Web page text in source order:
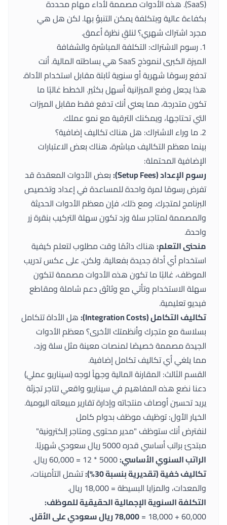
(SaaS). هذه الأدوات مصممة لأداء مهام محددة
بكفاءة عالية وبتكلفة يمكن التنبؤ بها. لكن هل هي
مجرد اشتراك شهري؟ لنلقِ نظرة أعمق.
1. رسوم الاشتراك: التكلفة المباشرة والشفافة
الميزة الكبرى لنموذج SaaS هي بساطته المالية. أنت
تدفع رسومًا شهرية أو سنوية ثابتة مقابل استخدام الأداة.
هذا يجعل وضع الميزانية أسهل بكثير. الخطط غالبًا ما
تكون متدرجة، مما يعني أنك تدفع فقط مقابل الميزات
التي تحتاجها، ويمكنك الترقية مع نمو عملك.
2. ما وراء الاشتراك: هل هناك تكاليف إضافية؟
بينما معظم التكاليف مباشرة، هناك بعض الاعتبارات
الإضافية المحتملة:
رسوم الإعداد (Setup Fees):
بعض الأدوات المعقدة قد
تفرض رسومًا لمرة واحدة للمساعدة في إعداد وتخصيص
البرنامج لمتجرك. ومع ذلك، فإن معظم الأدوات الحديثة
والمصممة لمتاجر سلة وزد تكون سهلة التركيب بنقرة زر
واحدة.
منحنى التعلم:هناك دائمًا وقت مطلوب لتعلم كيفية
استخدام أي أداة جديدة بفعالية. ولكن، على عكس تدريب
الموظف، غالبًا ما تكون هذه الأدوات مصممة لتكون
سهلة الاستخدام وتأتي مع وثائق دعم شاملة ومقاطع
فيديو تعليمية.
تكاليف التكامل (Integration Costs):
هل الأداة تتكامل
بسلاسة مع متجرك وأنظمتك الأخرى؟ معظم الأدوات
الجيدة مصممة خصيصًا لمنصات معينة مثل سلة وزد،
مما يلغي أي تكاليف تكامل إضافية.
القسم الثالث: المقارنة المالية وجهاً لوجه (سيناريو عملي)
دعنا نضع هذه المفاهيم في سيناريو واقعي لتاجر تجزئة
يريد تحسين أوصاف منتجاته وإدارة تقارير مبيعاته اليومية.
الخيار الأول: توظيف موظف بدوام كامل
لنفترض أنك ستوظف "مدير محتوى ومتاجر إلكترونية"
مبتدئ براتب أساسي قدره 5000 ريال سعودي شهريًا.
الراتب السنوي الأساسي:
تكاليف خفية (تقديرية بنسبة 30%):
تشمل التأمينات،
والمعدات، والمزايا البسيطة = 18,000 ريال.
التكلفة السنوية الإجمالية الحقيقية للموظف:
60,000 + 18,000 =
78,000 ريال سعودي على الأقل.